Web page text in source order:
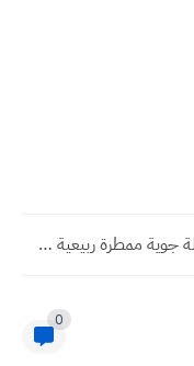
طقس العراق حالة جوية ممطرة ربيعية طويلة تبدأ الثلاثاء ٤...
0